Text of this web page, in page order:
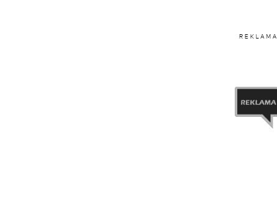
REKLAMA